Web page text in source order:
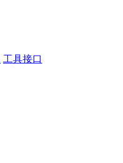
工具接口